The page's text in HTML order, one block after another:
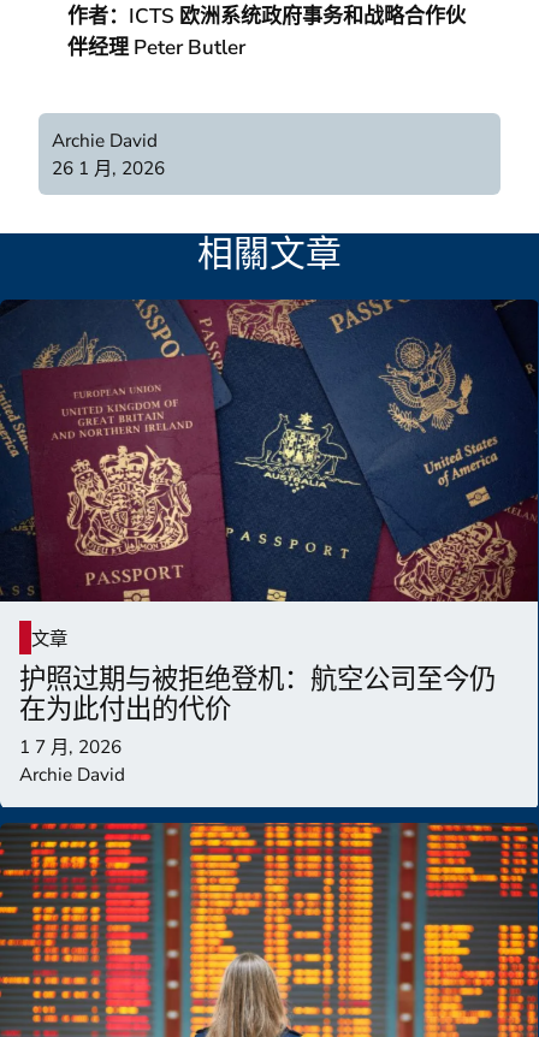
作者： ICTS 欧洲系统政府事务和战略合作伙
伴经理 Peter Butler
Archie David
26 1 月, 2026
相關文章
文章
护照过期与被拒绝登机：航空公司至今仍
在为此付出的代价
1 7 月, 2026
Archie David